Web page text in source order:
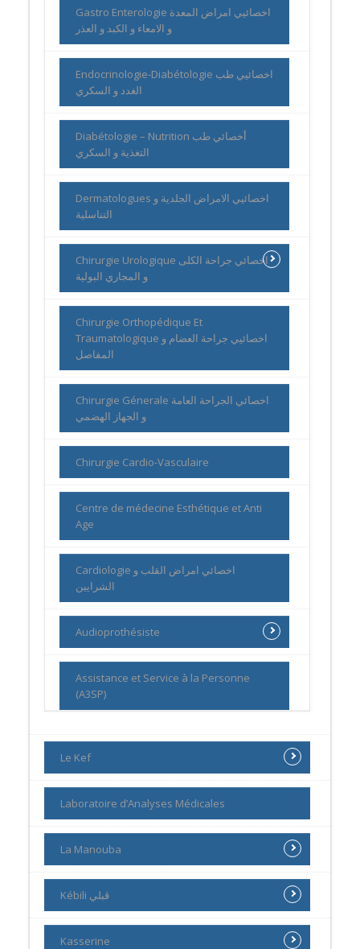
Gastro Enterologie اخصائيي امراض المعدة
و الامعاء و الكبد و العذر
Endocrinologie-Diabétologie اخصائيي طب
الغدد و السكري
Diabétologie – Nutrition أخصائي طب
التغذية و السكري
Dermatologues اخصائيي الامراض الجلدية و
التناسلية
Chirurgie Urologique اخصائي جراحة الكلى
و المجاري البولية
Chirurgie Orthopédique Et
Traumatologique اخصائيي جراحة العضام و
المفاصل
Chirurgie Génerale اخصائي الجراحة العامة
و الجهاز الهضمي
Chirurgie Cardio-Vasculaire
Centre de médecine Esthétique et Anti
Age
Cardiologie اخصائي امراض القلب و
الشرايين
Audioprothésiste
Assistance et Service à la Personne
(A3SP)
Le Kef
Laboratoire d’Analyses Médicales
La Manouba
Kébili ڨبلي
Kasserine